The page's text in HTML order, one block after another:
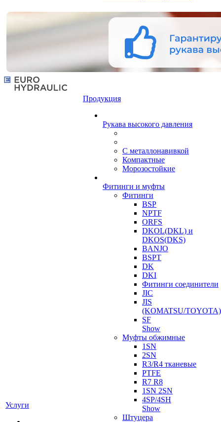
Услуги
Продукция
Рукава высокого давления
С металлонавивкой
Компактные
Морозостойкие
Фитинги и муфты
Фитинги
BSP
NPTF
ORFS
DKOL(DKL) и
DKOS(DKS)
BANJO
BSPT
DK
DKI
Фитинги соединители
JIC
JIS
(KOMATSU/TOYOTA)
SF
Show
Муфты обжимные
1SN
2SN
R3/R4 тканевые
PTFE
R7 R8
1SN 2SN
4SP/4SH
Show
Штуцера